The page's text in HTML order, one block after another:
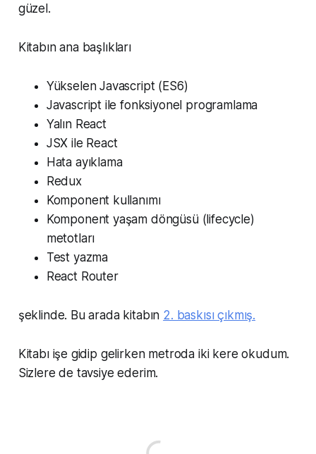
güzel.
Kitabın ana başlıkları
Yükselen Javascript (ES6)
Javascript ile fonksiyonel programlama
Yalın React
JSX ile React
Hata ayıklama
Redux
Komponent kullanımı
Komponent yaşam döngüsü (lifecycle)
metotları
Test yazma
React Router
şeklinde. Bu arada kitabın 2. baskısı çıkmış.
Kitabı işe gidip gelirken metroda iki kere okudum.
Sizlere de tavsiye ederim.